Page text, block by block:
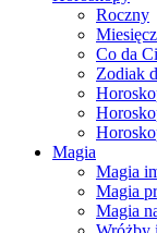
Roczny
Co da
Zodiak
Magia
Magia
Magia
Magia